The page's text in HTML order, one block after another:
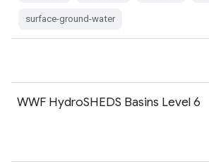
surface-ground-water
WWF HydroSHEDS Basins Level 6